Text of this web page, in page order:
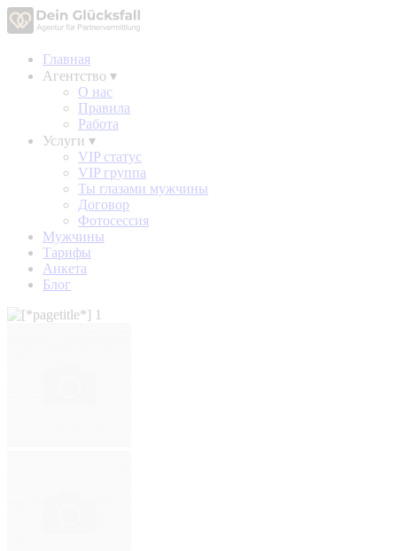
Главная
Агентство ▾
О нас
Правила
Работа
Услуги ▾
VIP статус
VIP группа
Ты глазами мужчины
Договор
Фотосессия
Мужчины
Тарифы
Анкета
Блог